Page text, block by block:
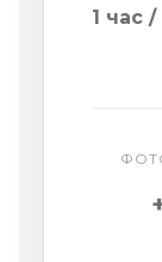
1 час